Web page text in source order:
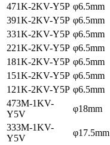
471K-2KV-Y5P φ6.5mm
391K-2KV-Y5P φ6.5mm
331K-2KV-Y5P φ6.5mm
221K-2KV-Y5P φ6.5mm
181K-2KV-Y5P φ6.5mm
151K-2KV-Y5P φ6.5mm
121K-2KV-Y5P φ6.5mm
473M-1KV-
Y5V
φ18mm
333M-1KV-
Y5V
φ17.5mm